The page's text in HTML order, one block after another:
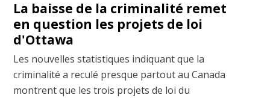
La baisse de la criminalité remet
en question les projets de loi
d'Ottawa
Les nouvelles statistiques indiquant que la
criminalité a reculé presque partout au Canada
montrent que les trois projets de loi du